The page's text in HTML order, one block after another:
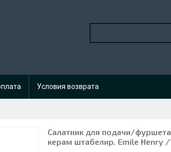
Условия возврата
Салатник для подачи/
керам штабелир. Emile Henry